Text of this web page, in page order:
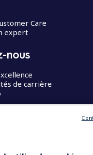
Care
expert
nous
de carrière